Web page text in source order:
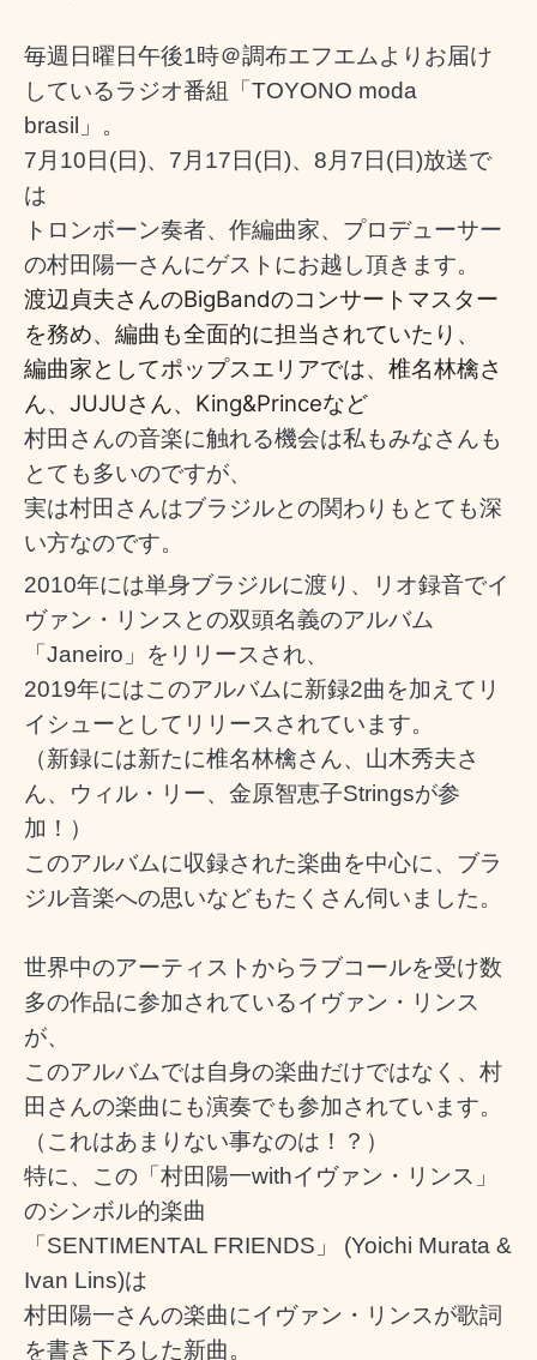
毎週日曜日午後1時＠調布エフエムよりお届け
しているラジオ番組「TOYONO moda
brasil」。
7月10日(日)、7 月17日(日)、8月7日(日)放送で
は
トロンボーン奏者、作編曲家、プロデューサー
の村田陽一さんにゲストにお越し頂きます。
渡辺貞夫さんのBigBandのコンサートマスター
を務め、編曲も全面的に担当されていたり、
編曲家としてポップスエリアでは、椎名林檎さ
ん、JUJUさん、King&Princeなど
村田さんの音楽に触れる機会は私もみなさんも
とても多いのですが、
実は村田さんはブラジルとの関わりもとても深
い方なのです。
2010年には単身ブラジルに渡り、リオ録音でイ
ヴァン・リンスとの双頭名義のアルバム
「Janeiro」をリリースされ、
2019年にはこのアルバムに新録2曲を加えてリ
イシューとしてリリースされています。
（新録には新たに椎名林檎さん、山木秀夫さ
ん、ウィル・リー、金原智恵子Stringsが参
加！）
このアルバムに収録された楽曲を中心に、ブラ
ジル音楽への思いなどもたくさん伺いました。
世界中のアーティストからラブコールを受け数
多の作品に参加されているイヴァン・リンス
が、
このアルバムでは自身の楽曲だけではなく、村
田さんの楽曲にも演奏でも参加されています。
（これはあまりない事なのは！？）
特に、この「村田陽一withイヴァン・リンス」
のシンボル的楽曲
「 SENTIMENTAL FRIENDS」 (Yoichi Murata &
Ivan Lins)は
村田陽一さんの楽曲にイヴァン・リンスが歌詞
を書き下ろした新曲。